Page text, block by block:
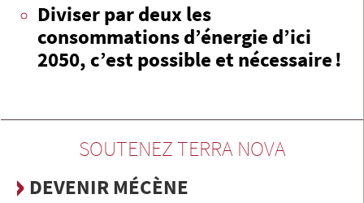
Diviser par deux les
consommations d’énergie d’ici
2050, c’est possible et nécessaire !
SOUTENEZ TERRA NOVA
DEVENIR MÉCÈNE